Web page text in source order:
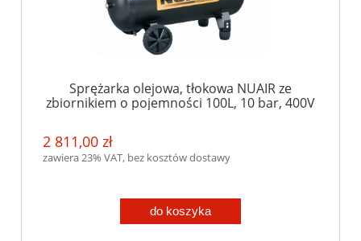
Sprężarka olejowa, tłokowa NUAIR ze
zbiornikiem o pojemności 100L, 10 bar, 400V
2 811,00 zł
zawiera 23% VAT, bez kosztów dostawy
do koszyka